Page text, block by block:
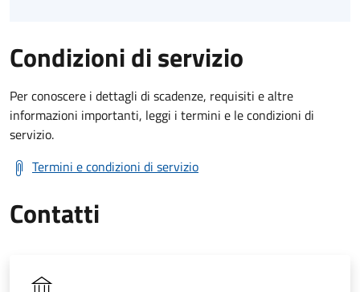
Condizioni di servizio
Per conoscere i dettagli di scadenze, requisiti e altre
informazioni importanti, leggi i termini e le condizioni di
servizio.
Termini e condizioni di servizio
Contatti